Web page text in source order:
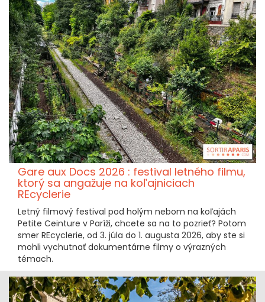
Gare aux Docs 2026 : festival letného filmu,
ktorý sa angažuje na koľajniciach
REcyclerie
Letný filmový festival pod holým nebom na koľajách
Petite Ceinture v Paríži, chcete sa na to pozrieť? Potom
smer REcyclerie, od 3. júla do 1. augusta 2026, aby ste si
mohli vychutnať dokumentárne filmy o výrazných
témach.